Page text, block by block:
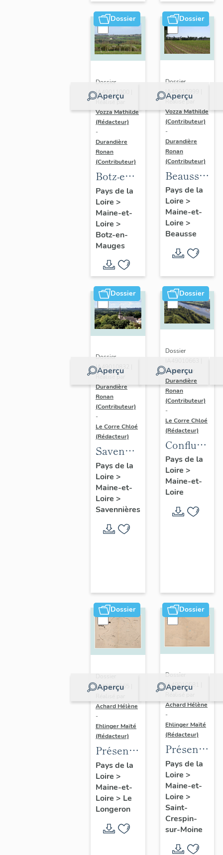
Dossier
Aperçu
Dossier
IA49011000 |
Réalisé par
Vozza Mathilde
(Rédacteur)
-
Durandière
Ronan
(Contributeur)
Botz-en-
Mauges :
présentation
de la
commune
Pays de la
Loire >
Maine-et-
Loire >
Botz-en-
Mauges
Dossier
Aperçu
Dossier
IA49010999 |
Réalisé par
Vozza Mathilde
(Contributeur)
-
Durandière
Ronan
(Contributeur)
Beausse :
de la
commune
Pays de la
Loire >
Maine-et-
Loire >
Beausse
Dossier
Aperçu
Dossier
IA49010832 |
Réalisé par
Durandière
Ronan
(Contributeur)
-
Le Corre Chloé
(Rédacteur)
Savennières
:
présentation
de la
commune
Pays de la
Loire >
Maine-et-
Loire >
Savennières
Dossier
Aperçu
Dossier
Réalisé par
Durandière
Ronan
(Contributeur)
-
Le Corre Chloé
(Rédacteur)
Confluence
Maine-
Loire :
d'étude
Pays de la
Loire >
Maine-et-
Loire
Dossier
Aperçu
IA49010565 |
Achard Hélène
-
Ehlinger Maïté
(Rédacteur)
Présentation
du
patrimoine
industriel
de la
commune
du
Pays de la
Loire >
Maine-et-
Loire > Le
Longeron
Dossier
Aperçu
Dossier
IA49010581 |
Achard Hélène
-
Ehlinger Maïté
(Rédacteur)
du
patrimoine
industriel
de la
commune
de Saint-
Crespin-
Pays de la
Loire >
Maine-et-
Loire >
Saint-
Crespin-
sur-Moine